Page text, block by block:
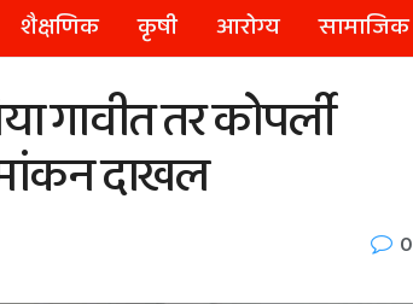
शैक्षणिक कृषी आरोग्य सामाजिक
गावीत तर कोपर्ली
दाखल
0